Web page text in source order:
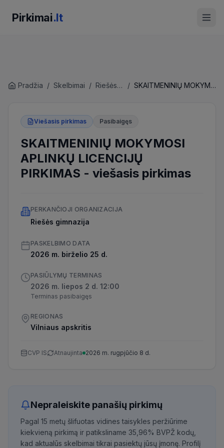
Pirkimai.lt
Pradžia / Skelbimai / Riešės gimnazija / SKAITMENINIŲ MOKYMOSI APLINKŲ LICENCIJŲ PIRKIMAS
Viešasis pirkimas Pasibaigęs
SKAITMENINIŲ MOKYMOSI
APLINKŲ LICENCIJŲ
PIRKIMAS - viešasis pirkimas
PERKANČIOJI ORGANIZACIJA
Riešės gimnazija
PASKELBIMO DATA
2026 m. birželio 25 d.
PASIŪLYMŲ TERMINAS
2026 m. liepos 2 d. 12:00
Terminas pasibaigęs
REGIONAS
Vilniaus apskritis
CVP IS Atnaujinta 2026 m. rugpjūčio 8 d.
Nepraleiskite panašių pirkimų
Pagal 15 metų šlifuotas vidines taisykles peržiūrime
kiekvieną pirkimą ir patiksliname 35,96% BVPŽ kodų,
kad aktualūs skelbimai tikrai pasiektų jūsų įmonę. Profilį